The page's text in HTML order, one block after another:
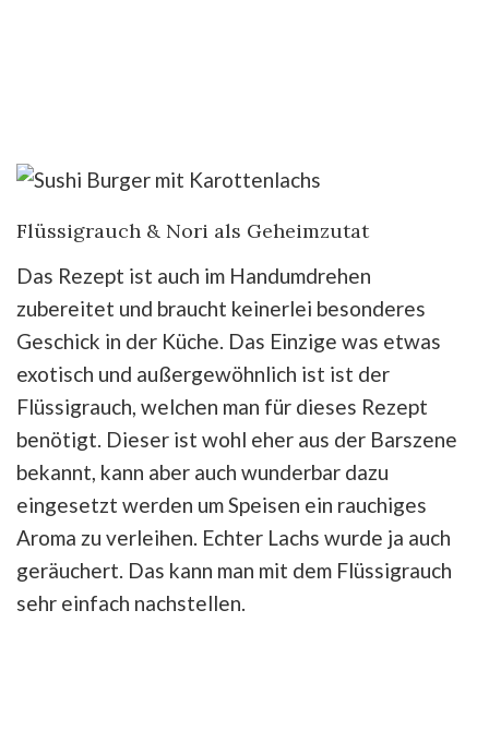
Flüssigrauch & Nori als Geheimzutat
Das Rezept ist auch im Handumdrehen
zubereitet und braucht keinerlei besonderes
Geschick in der Küche. Das Einzige was etwas
exotisch und außergewöhnlich ist ist der
Flüssigrauch, welchen man für dieses Rezept
benötigt. Dieser ist wohl eher aus der Barszene
bekannt, kann aber auch wunderbar dazu
eingesetzt werden um Speisen ein rauchiges
Aroma zu verleihen. Echter Lachs wurde ja auch
geräuchert. Das kann man mit dem Flüssigrauch
sehr einfach nachstellen.